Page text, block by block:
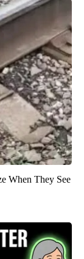
When They See